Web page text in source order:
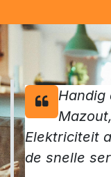
Handig
Elektriciteit
de snelle